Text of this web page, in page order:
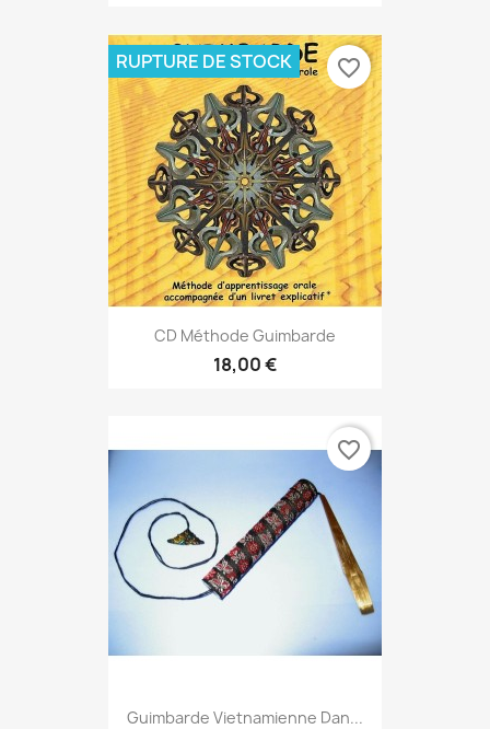
CD Méthode Guimbarde
18,00 €
RUPTURE DE STOCK favorite_border
Guimbarde Vietnamienne Dan...
favorite_border